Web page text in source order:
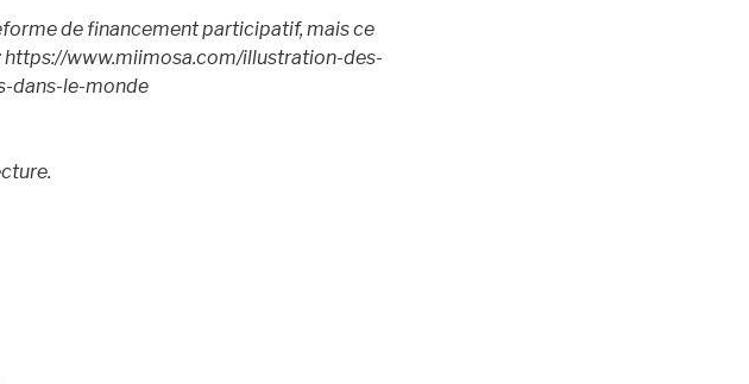
de financement participatif, mais ce
https://www.miimosa.com/illustration-des-
dans-le-monde